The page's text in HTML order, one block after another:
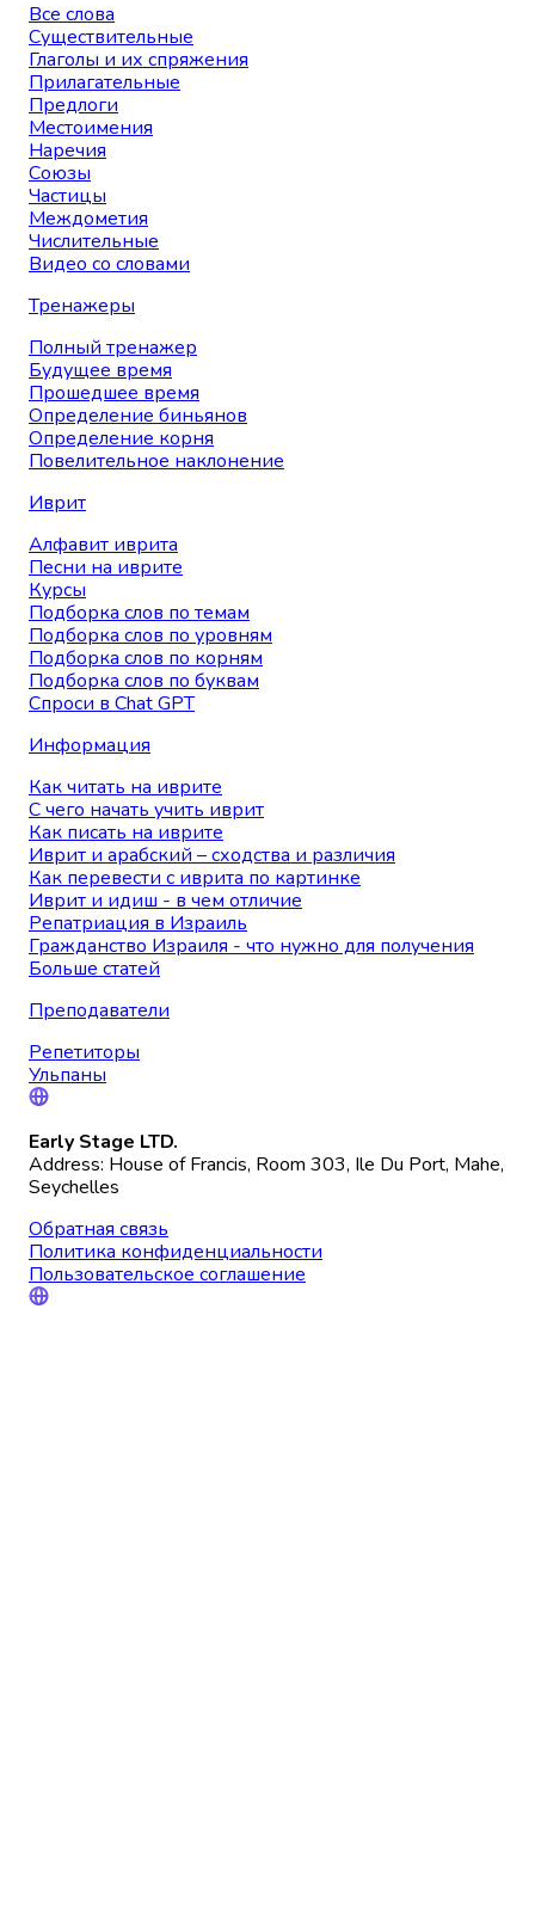
Все слова
Существительные
Глаголы и их спряжения
Прилагательные
Предлоги
Местоимения
Наречия
Союзы
Частицы
Междометия
Числительные
Видео со словами
Тренажеры
Полный тренажер
Будущее время
Прошедшее время
Определение биньянов
Определение корня
Повелительное наклонение
Иврит
Алфавит иврита
Песни на иврите
Курсы
Подборка слов по темам
Подборка слов по уровням
Подборка слов по корням
Подборка слов по буквам
Спроси в Chat GPT
Информация
Как читать на иврите
С чего начать учить иврит
Как писать на иврите
Иврит и арабский – сходства и различия
Как перевести с иврита по картинке
Иврит и идиш - в чем отличие
Репатриация в Израиль
Гражданство Израиля - что нужно для получения
Больше статей
Преподаватели
Репетиторы
Ульпаны
Early Stage LTD.
Address: House of Francis, Room 303, Ile Du Port, Mahe,
Seychelles
Обратная связь
Политика конфиденциальности
Пользовательское соглашение